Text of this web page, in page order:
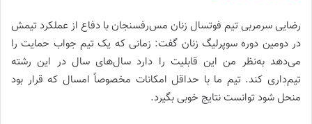
رضایی سرمربی تیم فوتسال زنان مس‌رفسنجان با دفاع از عملکرد تیمش
در دومین دوره سوپرلیگ زنان گفت: زمانی که یک تیم جواب حمایت را
می‌دهد به‌نظر من این قابلیت را دارد سال‌های سال در این رشته
تیم‌داری کند. تیم ما با حداقل امکانات مخصوصاً امسال که قرار بود
منحل شود توانست نتایج خوبی بگیرد.